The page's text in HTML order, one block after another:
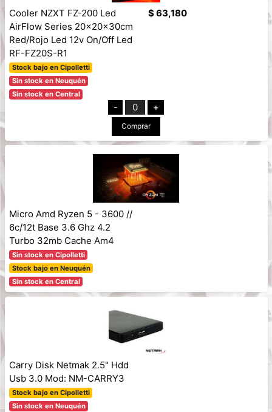
Cooler NZXT FZ-200 Led
AirFlow Series 20x20x30cm
Red/Rojo Led 12v On/Off Led
RF-FZ20S-R1
Stock bajo en Cipolletti
Sin stock en Neuquén
Sin stock en Central
$ 63,180
- 0 +
Comprar
Micro Amd Ryzen 5 - 3600 //
6c/12t Base 3.6 Ghz 4.2
Turbo 32mb Cache Am4
Sin stock en Cipolletti
Stock bajo en Neuquén
Sin stock en Central
Carry Disk Netmak 2.5" Hdd
Usb 3.0 Mod: NM-CARRY3
Stock bajo en Cipolletti
Sin stock en Neuquén